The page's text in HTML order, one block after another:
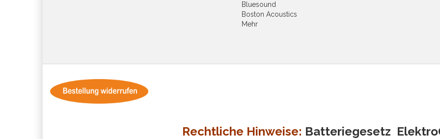
Bluesound
Boston Acoustics
Mehr
Rechtliche Hinweise: Batteriegesetz